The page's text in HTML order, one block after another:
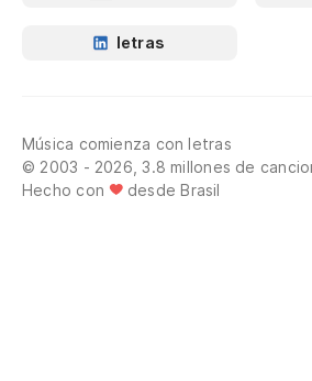
letras
Música comienza con letras
© 2003 - 2026, 3.8 millones de
Hecho con
desde Brasil